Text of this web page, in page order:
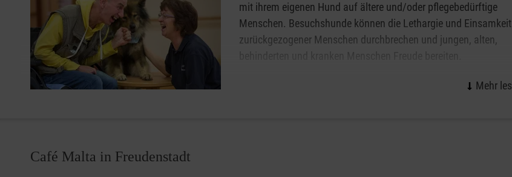
mit ihrem eigenen Hund auf ältere und/oder pflegebedürftige
Menschen. Besuchshunde können die Lethargie und Einsamkeit
zurückgezogener Menschen durchbrechen und jungen, alten,
Einrichtung in Freudenstadt, in der Sie sich einen regelmäßigen Besuch von Hunden gut vorstellen können? Dann
Café Malta in Freudenstadt